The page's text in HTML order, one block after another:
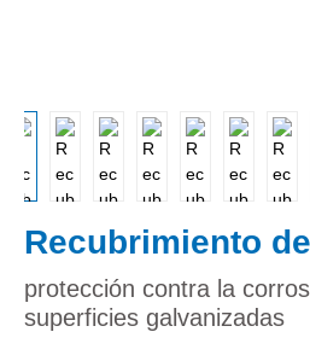
Recubrimiento
protección contra la
superficies galvanizadas